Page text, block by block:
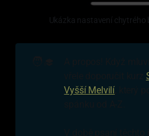
Ukázka nastavení chytrého
Vyšší Melvilí